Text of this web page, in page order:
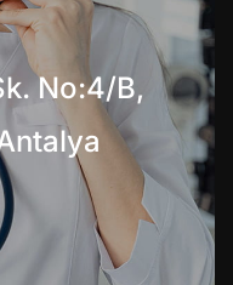
No:4/B,